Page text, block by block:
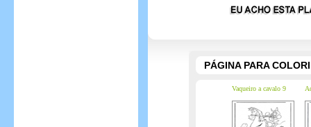
PÁGINA PARA
Vaqueiro a cavalo 9